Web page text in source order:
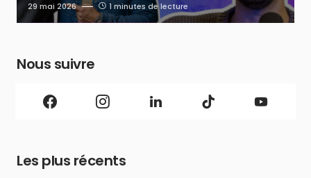
29 mai 2026 1 minutes de lecture
Nous suivre
Les plus récents